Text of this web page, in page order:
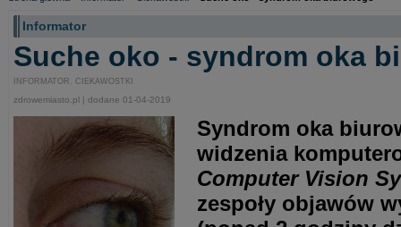
Informator
Suche oko - syndrom oka
INFORMATOR. CIEKAWOSTKI
zdrowemiasto.pl | dodane 01-04-2019
Syndrom oka
widzenia
Computer Vision
zespoły objawów